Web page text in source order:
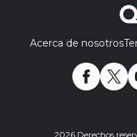
Acerca de nosotros
2026 Derechos